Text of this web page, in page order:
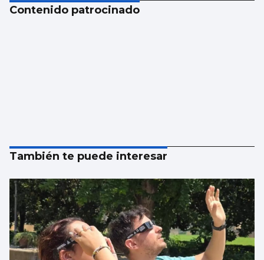
Contenido patrocinado
También te puede interesar